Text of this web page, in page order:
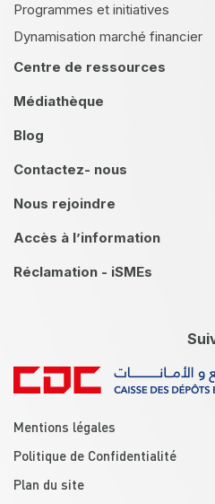
Programmes et initiatives
Dynamisation marché financier
Centre de ressources
Médiathèque
Blog
Contactez- nous
Nous rejoindre
Accès à l’information
Réclamation - iSMEs
Mentions légales
Politique de Confidentialité
Plan du site